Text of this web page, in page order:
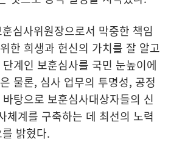
심사위원장으로서 막중한 책임
한 희생과 헌신의 가치를 잘 알고
계인 보훈심사를 국민 눈높이에
물론, 심사 업무의 투명성, 공정
탕으로 보훈심사대상자들의 신
체계를 구축하는 데 최선의 노력
밝혔다.